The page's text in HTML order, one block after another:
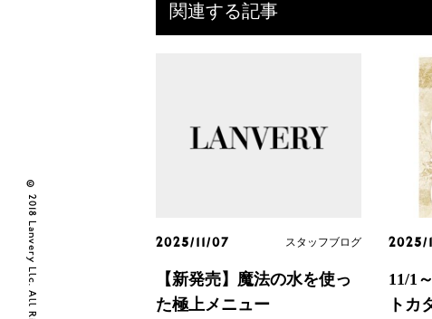
関連する記事
2025/11/07 スタッフブログ
【新発売】魔法の水を使っ
た極上メニュー
2025/
11/1
トカ